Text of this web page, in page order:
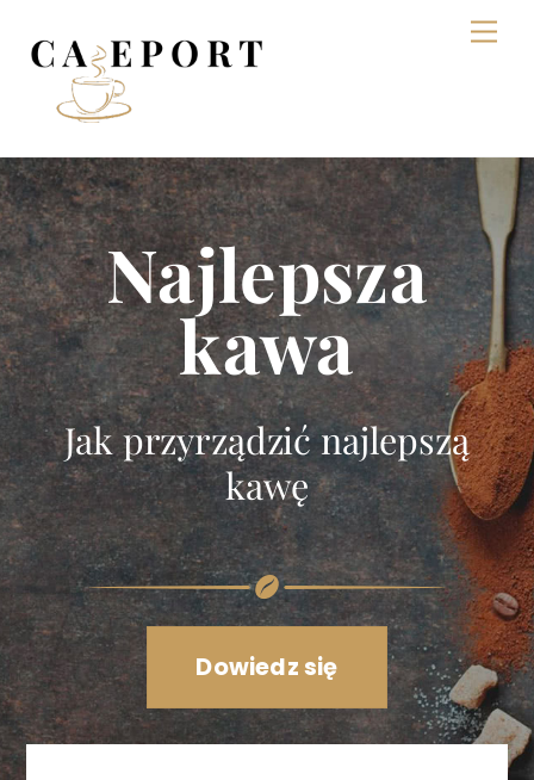
content
Najlepsza
kawa
Jak przyrządzić najlepszą
kawę
Dowiedz się